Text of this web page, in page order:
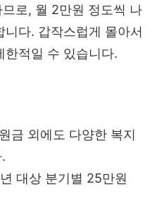
로, 월 2만원 정도씩 나
다. 갑작스럽게 몰아서
한적일 수 있습니다.
금 외에도 다양한 복지
대상 분기별 25만원